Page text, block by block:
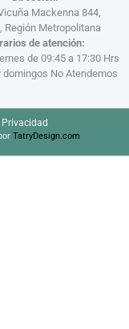
Mackenna 844,
Región Metropolitana
de atención:
de 09:45 a 17:30 Hrs
domingos No Atendemos
TatryDesign.com